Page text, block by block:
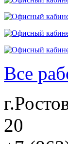
Все
20